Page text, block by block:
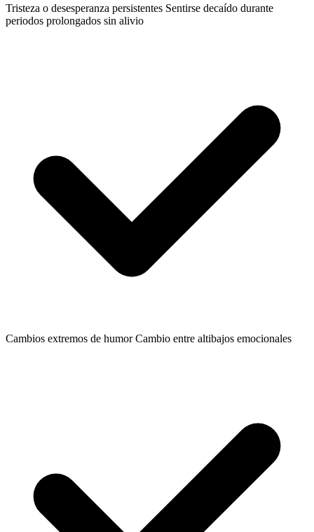
Tristeza o desesperanza persistentes Sentirse decaído durante
periodos prolongados sin alivio
Cambios extremos de humor Cambio entre altibajos emocionales